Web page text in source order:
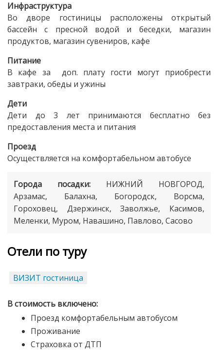
Инфраструктура
Во дворе гостиницы расположены открытый
бассейн с пресной водой и беседки, магазин
продуктов, магазин сувениров, кафе
Питание
В кафе за доп. плату гости могут приобрести
завтраки, обеды и ужины
Дети
Дети до 3 лет принимаются бесплатно без
предоставления места и питания
Проезд
Осуществляется на комфортабельном автобусе
Города посадки:
НИЖНИЙ НОВГОРОД,
Арзамас, Балахна, Богородск, Ворсма,
Гороховец, Дзержинск, Заволжье, Касимов,
Меленки, Муром, Навашино, Павлово, Сасово
Отели по туру
ВИЗИТ гостиница
В стоимость включено:
Проезд комфортабельным автобусом
Проживание
Страховка от ДТП